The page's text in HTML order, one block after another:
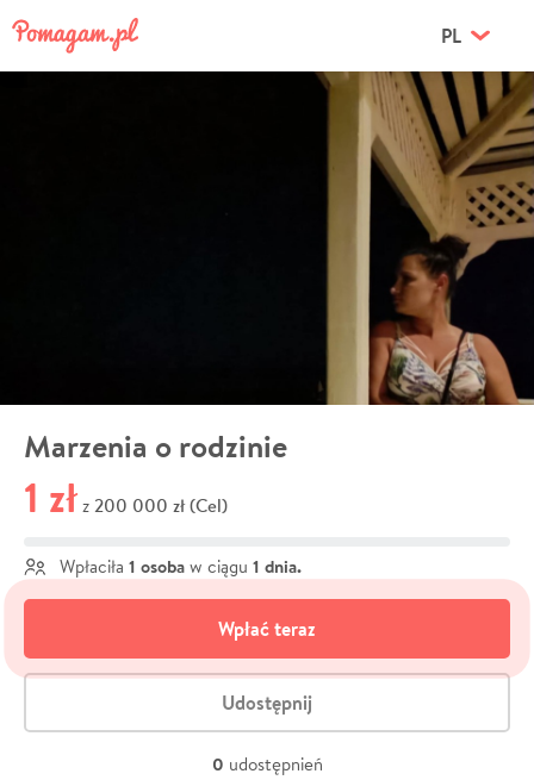
PL
Marzenia o rodzinie
1 zł z 200 000 zł (Cel)
Wpłaciła 1 osoba w ciągu 1 dnia.
Wpłać teraz
Udostępnij
0 udostępnień